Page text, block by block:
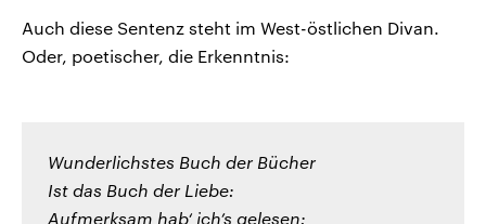
Auch diese Sentenz steht im West-östlichen Divan.
Oder, poetischer, die Erkenntnis:
Wunderlichstes Buch der Bücher
Ist das Buch der Liebe:
Aufmerksam hab‘ ich’s gelesen: